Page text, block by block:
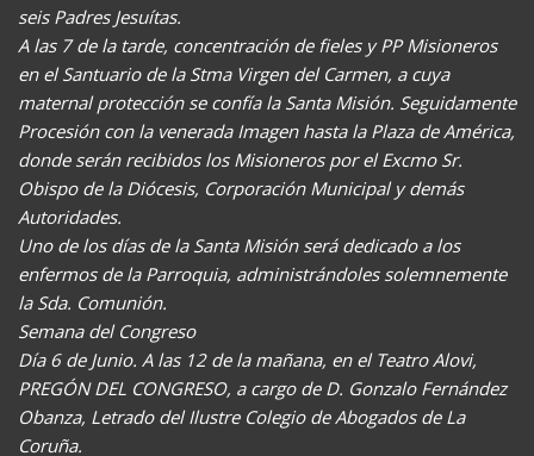
seis Padres Jesuítas.
A las 7 de la tarde, concentración de fieles y PP Misioneros
en el Santuario de la Stma Virgen del Carmen, a cuya
maternal protección se confía la Santa Misión. Seguidamente
Procesión con la venerada Imagen hasta la Plaza de América,
donde serán recibidos los Misioneros por el Excmo Sr.
Obispo de la Diócesis, Corporación Municipal y demás
Autoridades.
Uno de los días de la Santa Misión será dedicado a los
enfermos de la Parroquia, administrándoles solemnemente
la Sda. Comunión.
Semana del Congreso
Día 6 de Junio. A las 12 de la mañana, en el Teatro Alovi,
PREGÓN DEL CONGRESO, a cargo de D. Gonzalo Fernández
Obanza, Letrado del Ilustre Colegio de Abogados de La
Coruña.